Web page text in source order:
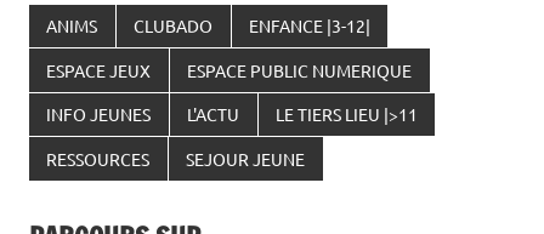
ANIMS CLUBADO ENFANCE |3-12|
ESPACE JEUX ESPACE PUBLIC NUMERIQUE
INFO JEUNES L'ACTU LE TIERS LIEU |>11
RESSOURCES SEJOUR JEUNE